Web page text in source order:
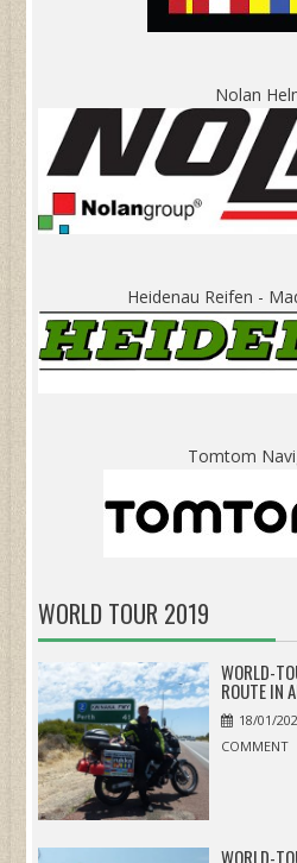
Nolan
Heidenau Reifen -
Tomtom
WORLD TOUR 2019
WORLD-
ROUTE IN
18/01/
COMMENT
WORLD-